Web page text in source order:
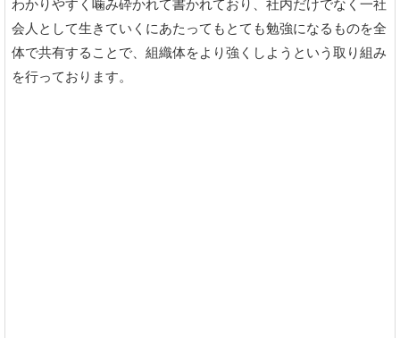
わかりやすく噛み砕かれて書かれており、社内だけでなく一社
会人として生きていくにあたってもとても勉強になるものを全
体で共有することで、組織体をより強くしようという取り組み
を行っております。